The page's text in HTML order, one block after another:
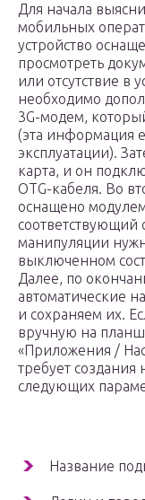
Для начала
мобильных
устройство
просмотреть
или отсутствие в
необходимо
3G-модем,
(эта информация
эксплуатации).
карта, и он
OTG-кабеля. Во
оснащено модулем
соответствующий
манипуляции
выключенном
Далее, по
автоматические
и сохраняем их.
вручную на
«Приложения /
требует создания
следующих
Название